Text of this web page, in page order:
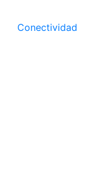
Conectividad